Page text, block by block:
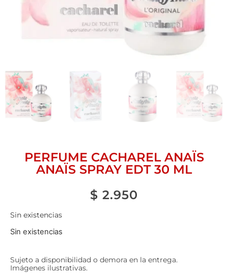
PERFUME CACHAREL ANAÏS
ANAÏS SPRAY EDT 30 ML
$ 2.950
Sin existencias
Sin existencias
Sujeto a disponibilidad o demora en la entrega.
Imágenes ilustrativas.